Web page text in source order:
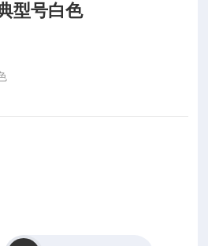
型号白色
计,有防盗功能。可移动带刹车脚轮方
湿度单独显示，无需切换。
SENSIRION低漂移传感器。湿度显
器为数字式。并具有设备故障自动